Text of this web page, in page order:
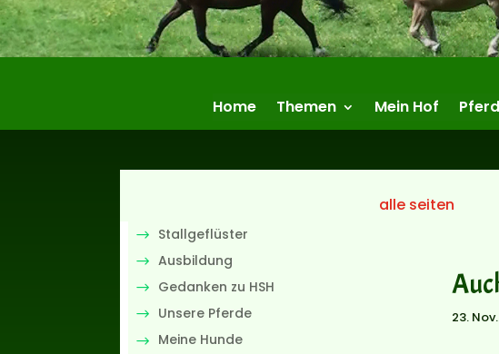
Home Themen Mein Hof
Stallgeflüster
Ausbildung
Gedanken zu HSH
Unsere Pferde
Meine Hunde
alle seiten
23.